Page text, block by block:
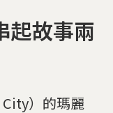
起故事兩
）的瑪麗